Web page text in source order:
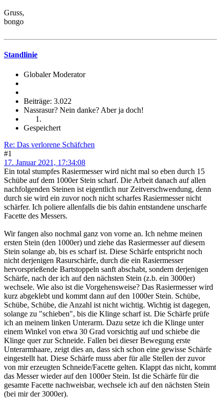
Gruss,
bongo
Standlinie
Globaler Moderator
Beiträge: 3.022
Nassrasur? Nein danke? Aber ja doch!
Gespeichert
Re: Das verlorene Schäfchen
#1
17. Januar 2021, 17:34:08
Ein total stumpfes Rasiermesser wird nicht mal so eben durch 15
Schübe auf dem 1000er Stein scharf. Die Arbeit danach auf allen
nachfolgenden Steinen ist eigentlich nur Zeitverschwendung, denn
durch sie wird ein zuvor noch nicht scharfes Rasiermesser nicht
schärfer. Ich poliere allenfalls die bis dahin entstandene unscharfe
Facette des Messers.
Wir fangen also nochmal ganz von vorne an. Ich nehme meinen
ersten Stein (den 1000er) und ziehe das Rasiermesser auf diesem
Stein solange ab, bis es scharf ist. Diese Schärfe entspricht noch
nicht derjenigen Rasurschärfe, durch die ein Rasiermesser
hervorsprießende Bartstoppeln sanft abschabt, sondern derjenigen
Schärfe, nach der ich auf den nächsten Stein (z.b. ein 3000er)
wechsele. Wie also ist die Vorgehensweise? Das Rasiermesser wird
kurz abgeklebt und kommt dann auf den 1000er Stein. Schübe,
Schübe, Schübe, die Anzahl ist nicht wichtig. Wichtig ist dagegen,
solange zu "schieben", bis die Klinge scharf ist. Die Schärfe prüfe
ich an meinem linken Unterarm. Dazu setze ich die Klinge unter
einem Winkel von etwa 30 Grad vorsichtig auf und schiebe die
Klinge quer zur Schneide. Fallen bei dieser Bewegung erste
Unterarmhaare, zeigt dies an, dass sich schon eine gewisse Schärfe
eingestellt hat. Diese Schärfe muss aber für alle Stellen der zuvor
von mir erzeugten Schneide/Facette gelten. Klappt das nicht, kommt
das Messer wieder auf den 1000er Stein. Ist die Schärfe für die
gesamte Facette nachweisbar, wechsele ich auf den nächsten Stein
(bei mir der 3000er).